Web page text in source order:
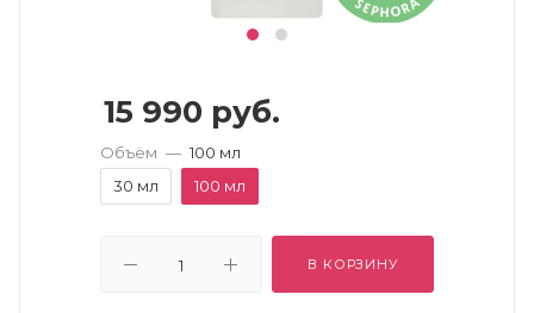
15 990 руб.
Объём — 100 мл
30 мл
100 мл
В КОРЗИНУ